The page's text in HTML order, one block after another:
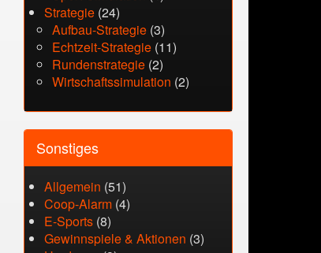
Strategie (24)
Aufbau-Strategie (3)
Echtzeit-Strategie (11)
Rundenstrategie (2)
Wirtschaftssimulation (2)
Sonstiges
Allgemein (51)
Coop-Alarm (4)
E-Sports (8)
Gewinnspiele & Aktionen (3)